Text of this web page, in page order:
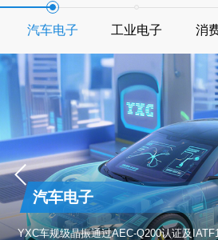
汽车电子 工业电子 消
汽车电子
YXC车规级晶振通过AEC-Q200认证及